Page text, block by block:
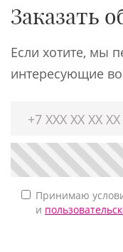
Заказать
Если хотите, мы
интересующие
Принимаю
и